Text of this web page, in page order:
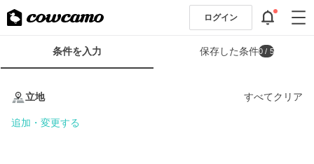
ログイン
条
条件を入力 保存した条件0 / 5
立地 すべてクリア
追加・変更する